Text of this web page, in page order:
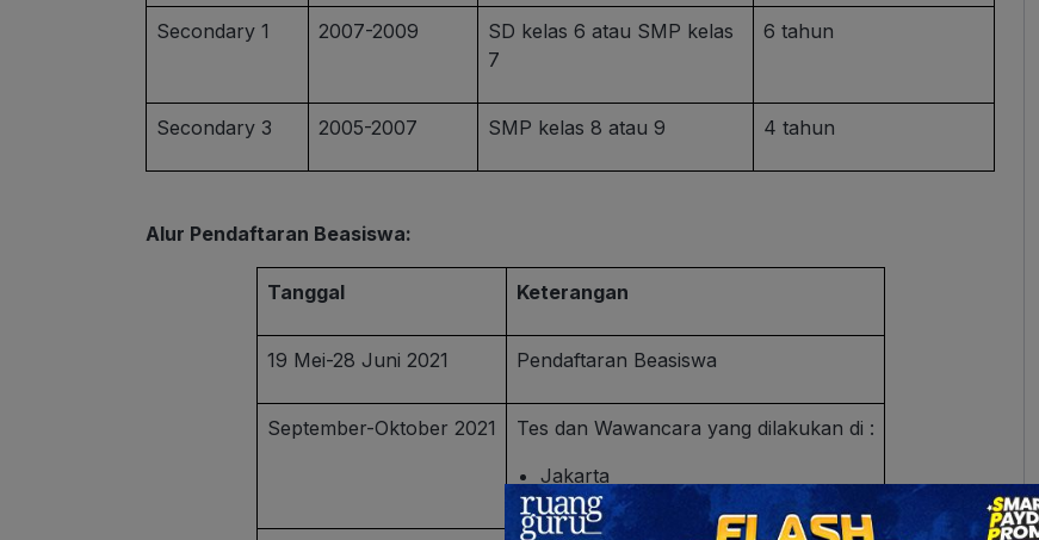
Secondary 1 2007-2009
SD kelas 6 atau SMP kelas
7
6 tahun
Secondary 3 2005-2007 SMP kelas 8 atau 9 4 tahun
Alur Pendaftaran Beasiswa:
Tanggal Keterangan
19 Mei-28 Juni 2021 Pendaftaran Beasiswa
September-Oktober 2021
Tes dan Wawancara yang dilakukan di :
Jakarta
Surabaya